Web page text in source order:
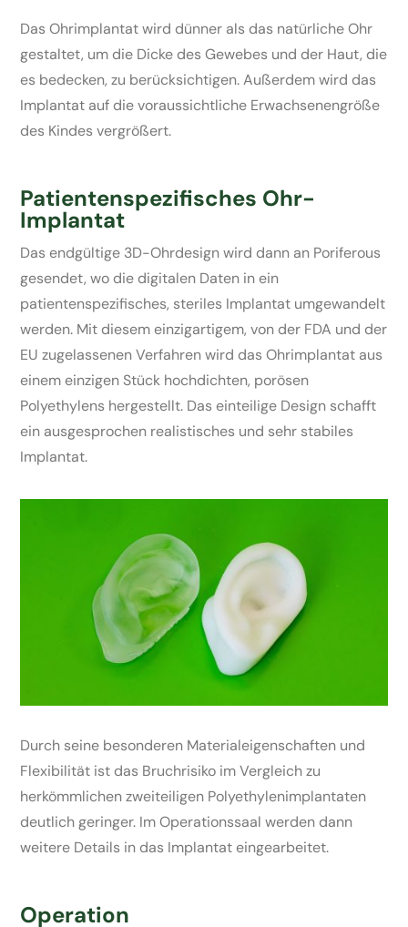
Das Ohrimplantat wird dünner als das natürliche Ohr
gestaltet, um die Dicke des Gewebes und der Haut, die
es bedecken, zu berücksichtigen. Außerdem wird das
Implantat auf die voraussichtliche Erwachsenengröße
des Kindes vergrößert.
Patientenspezifisches Ohr-
Implantat
Das endgültige 3D-Ohrdesign wird dann an Poriferous
gesendet, wo die digitalen Daten in ein
patientenspezifisches, steriles Implantat umgewandelt
werden. Mit diesem einzigartigem, von der FDA und der
EU zugelassenen Verfahren wird das Ohrimplantat aus
einem einzigen Stück hochdichten, porösen
Polyethylens hergestellt. Das einteilige Design schafft
ein ausgesprochen realistisches und sehr stabiles
Implantat.
Durch seine besonderen Materialeigenschaften und
Flexibilität ist das Bruchrisiko im Vergleich zu
herkömmlichen zweiteiligen Polyethylenimplantaten
deutlich geringer. Im Operationssaal werden dann
weitere Details in das Implantat eingearbeitet.
Operation